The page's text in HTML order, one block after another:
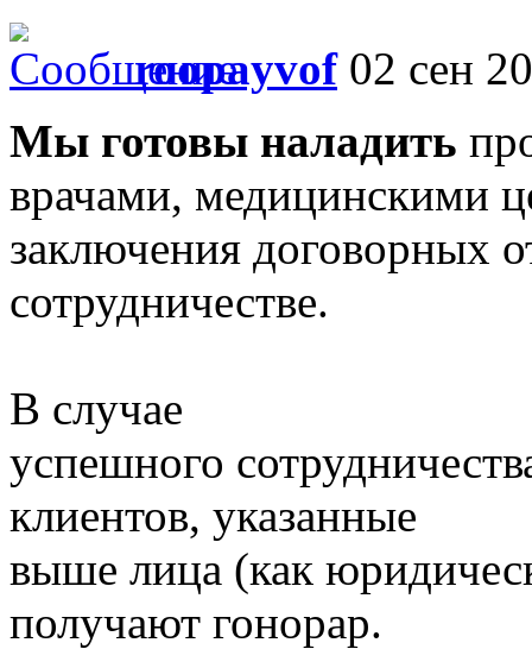
roopayvof02 сен
Мы готовы наладить
врачами, медицинскими
заключения договорных
сотрудничестве.
В случае
успешного
клиентов, указанные
выше лица (как
получают гонорар.